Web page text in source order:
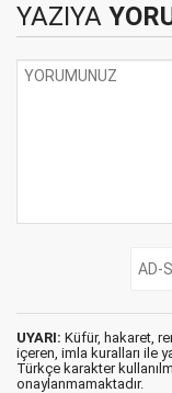
YAZIYA
UYARI: Küfür, hakaret,
içeren, imla kuralları ile
Türkçe karakter
onaylanmamaktadır.